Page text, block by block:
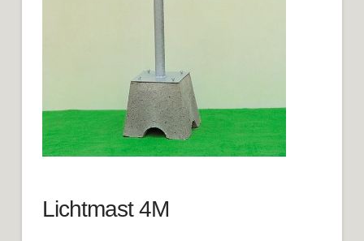
Lichtmast 4M